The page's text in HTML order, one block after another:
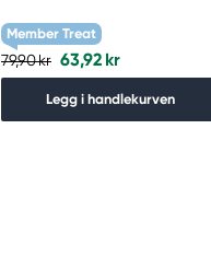
Member Treat
79,90 kr 63,92 kr
Legg i handlekurven